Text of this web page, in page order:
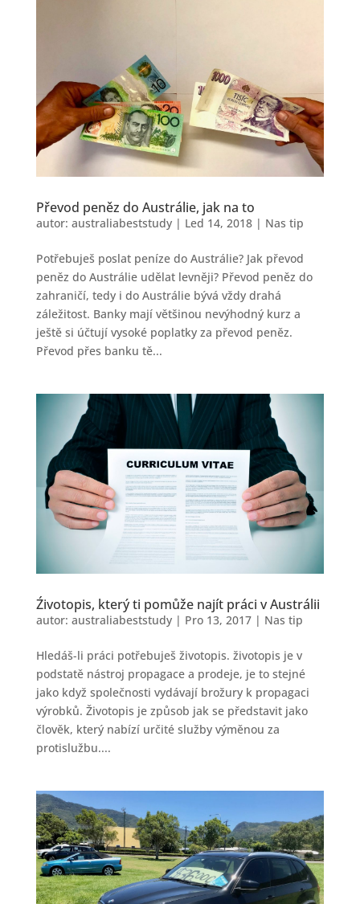
Převod peněz do Austrálie, jak na to
autor: australiabeststudy| Led 14, 2018| Nas tip
Potřebuješ poslat peníze do Austrálie? Jak převod
peněz do Austrálie udělat levněji? Převod peněz do
zahraničí, tedy i do Austrálie bývá vždy drahá
záležitost. Banky mají většinou nevýhodný kurz a
ještě si účtují vysoké poplatky za převod peněz.
Převod přes banku tě...
Źivotopis, který ti pomůže najít práci v Austrálii
autor: australiabeststudy| Pro 13, 2017| Nas tip
Hledáš-li práci potřebuješ životopis. životopis je v
podstatě nástroj propagace a prodeje, je to stejné
jako když společnosti vydávají brožury k propagaci
výrobků. Životopis je způsob jak se představit jako
člověk, který nabízí určité služby výměnou za
protislužbu....